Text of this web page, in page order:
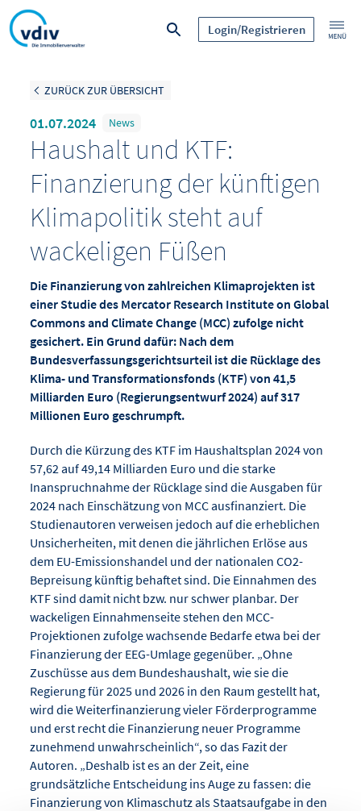
Login/Registrieren
ZURÜCK ZUR ÜBERSICHT
01.07.2024 News
Haushalt und KTF:
Finanzierung der künftigen
Klimapolitik steht auf
wackeligen Füßen
Die Finanzierung von zahlreichen Klimaprojekten ist
einer Studie des Mercator Research Institute on Global
Commons and Climate Change (MCC) zufolge nicht
gesichert. Ein Grund dafür: Nach dem
Bundesverfassungsgerichtsurteil ist die Rücklage des
Klima- und Transformationsfonds (KTF) von 41,5
Milliarden Euro (Regierungsentwurf 2024) auf 317
Millionen Euro geschrumpft.
Durch die Kürzung des KTF im Haushaltsplan 2024 von
57,62 auf 49,14 Milliarden Euro und die starke
Inanspruchnahme der Rücklage sind die Ausgaben für
2024 nach Einschätzung von MCC ausfinanziert. Die
Studienautoren verweisen jedoch auf die erheblichen
Unsicherheiten, mit denen die jährlichen Erlöse aus
dem EU-Emissionshandel und der nationalen CO2-
Bepreisung künftig behaftet sind. Die Einnahmen des
KTF sind damit nicht bzw. nur schwer planbar. Der
wackeligen Einnahmenseite stehen den MCC-
Projektionen zufolge wachsende Bedarfe etwa bei der
Finanzierung der EEG-Umlage gegenüber. „Ohne
Zuschüsse aus dem Bundeshaushalt, wie sie die
Regierung für 2025 und 2026 in den Raum gestellt hat,
wird die Weiterfinanzierung vieler Förderprogramme
und erst recht die Finanzierung neuer Programme
zunehmend unwahrscheinlich“, so das Fazit der
Autoren. „Deshalb ist es an der Zeit, eine
grundsätzliche Entscheidung ins Auge zu fassen: die
Finanzierung von Klimaschutz als Staatsaufgabe in den